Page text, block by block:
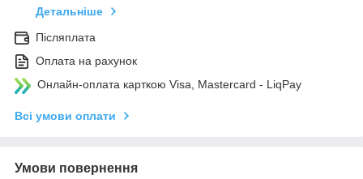
Детальніше
Післяплата
Оплата на рахунок
Онлайн-оплата карткою Visa, Mastercard - LiqPay
Всі умови оплати
Умови повернення